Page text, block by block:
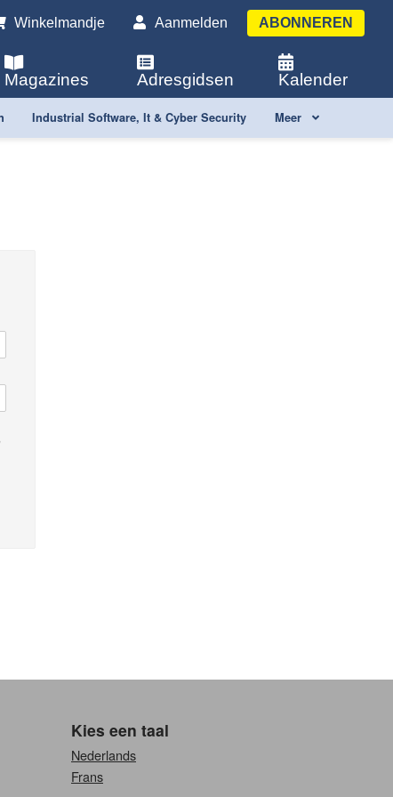
Winkelmandje Aanmelden ABONNEREN
Magazines Adresgidsen Kalender
Industrial Software, It & Cyber Security Meer
Kies een taal
Nederlands
Frans